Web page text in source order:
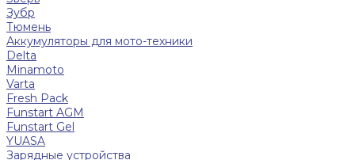
Зубр
Тюмень
Аккумуляторы для мото-техники
Delta
Minamoto
Varta
Fresh Pack
Funstart AGM
Funstart Gel
YUASA
Зарядные устройства